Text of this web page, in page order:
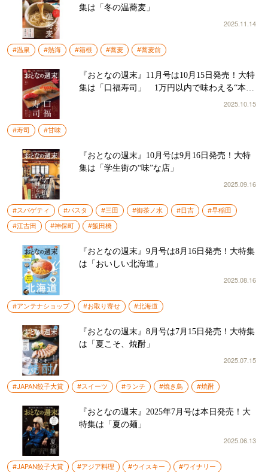
集は「冬の温蕎麦」
2025.11.14
#温泉 #熱海 #箱根 #蕎麦 #蕎麦前
『おとなの週末』11月号は10月15日発売！大特
集は「口福寿司」 1万円以内で味わえる“本当
2025.10.15
#寿司 #甘味
『おとなの週末』10月号は9月16日発売！大特
集は「学生街の“味”な店」
2025.09.16
#スパゲティ #パスタ #三田 #御茶ノ水 #日吉
#早稲田
#江古田
#神保町 #飯田橋
『おとなの週末』9月号は8月16日発売！大特集
は「おいしい北海道」
2025.08.16
#アンテナショップ #お取り寄せ #北海道
『おとなの週末』8月号は7月15日発売！大特集
は「夏こそ、焼酎」
2025.07.15
#JAPAN餃子大賞 #スイーツ #ランチ #焼き鳥 #焼酎
『おとなの週末』2025年7月号は本日発売！大
特集は「夏の麺」
2025.06.13
#JAPAN餃子大賞 #アジア料理 #ウイスキー #ワイナリー